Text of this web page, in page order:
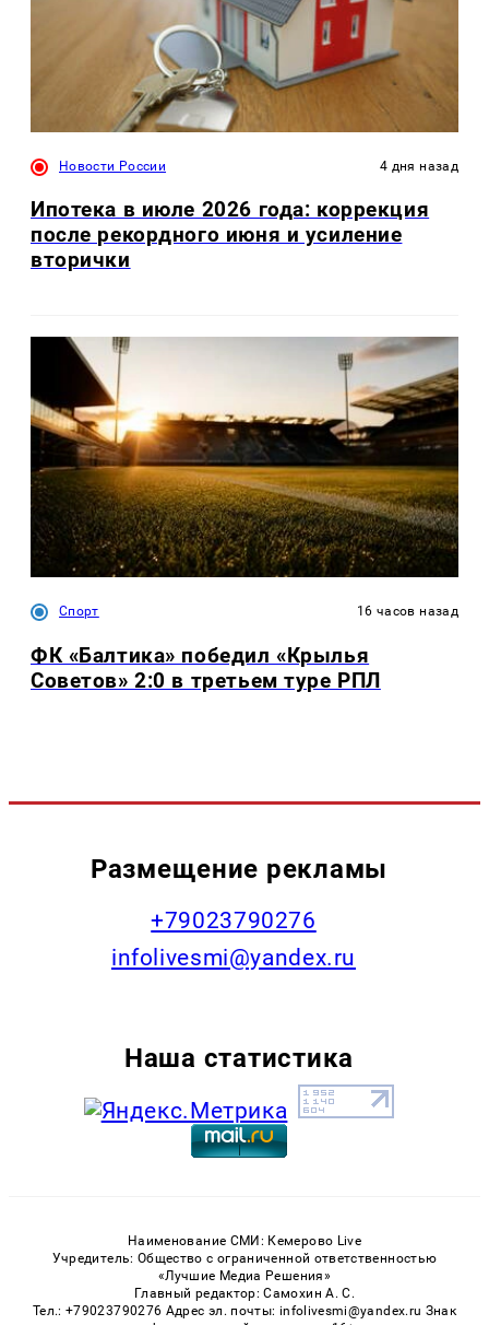
Новости России 4 дня назад
Ипотека в июле 2026 года: коррекция
после рекордного июня и усиление
вторички
Спорт 16 часов назад
ФК «Балтика» победил «Крылья
Советов» 2:0 в третьем туре РПЛ
Размещение рекламы
+79023790276
infolivesmi@yandex.ru
Наша статистика
Наименование СМИ: Кемерово Live
Учредитель: Общество с ограниченной ответственностью
«Лучшие Медиа Решения»
Главный редактор: Самохин А. С.
Тел.: +79023790276 Адрес эл. почты: infolivesmi@yandex.ru Знак